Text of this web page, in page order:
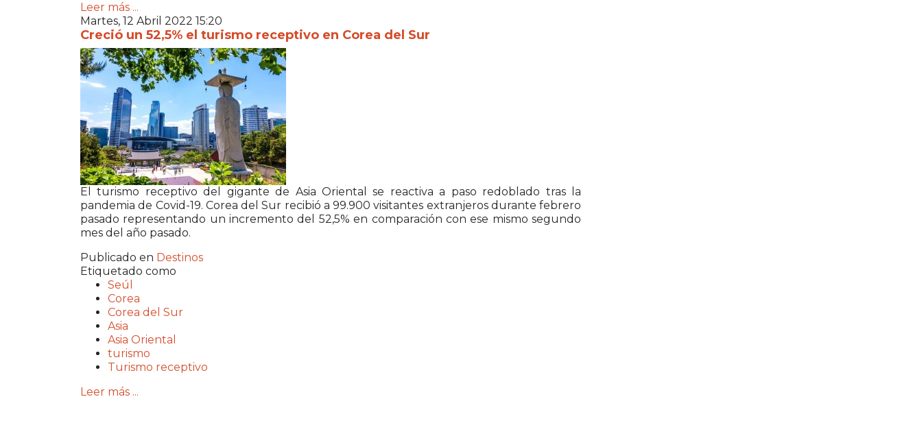
Leer más ...
Martes, 12 Abril 2022 15:20
Creció un 52,5% el turismo receptivo en Corea del Sur
El turismo receptivo del gigante de Asia Oriental se reactiva a paso redoblado tras la
pandemia de Covid-19. Corea del Sur recibió a 99.900 visitantes extranjeros durante febrero
pasado representando un incremento del 52,5% en comparación con ese mismo segundo
mes del año pasado.
Publicado en Destinos
Etiquetado como
Seúl
Corea
Corea del Sur
Asia
Asia Oriental
turismo
Turismo receptivo
Leer más ...